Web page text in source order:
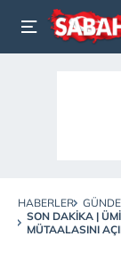
HABERLER
SON DAKIKA |
MÜTAALASINI